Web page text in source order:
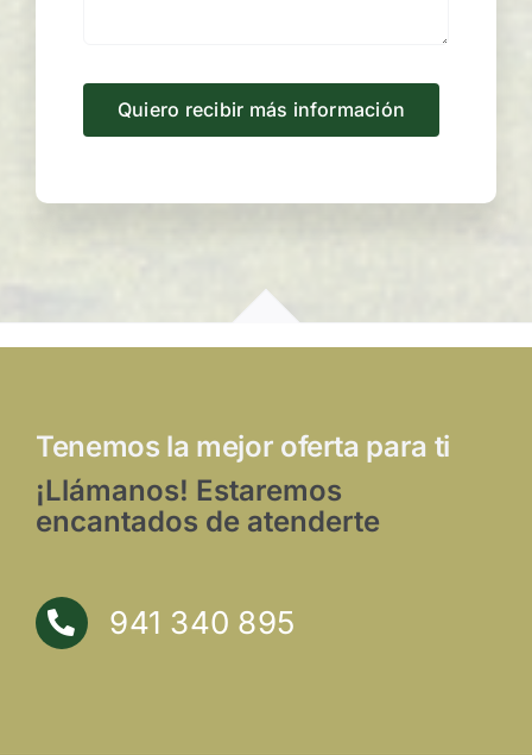
Quiero recibir más información
Tenemos la mejor oferta para ti
¡Llámanos! Estaremos
encantados de atenderte
941 340 895